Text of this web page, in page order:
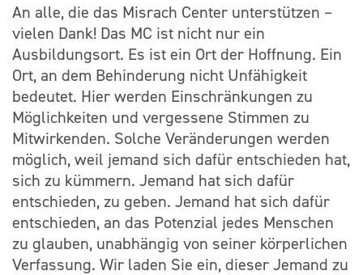
An alle, die das Misrach Center unterstützen –
vielen Dank! Das MC ist nicht nur ein
Ausbildungsort. Es ist ein Ort der Hoffnung. Ein
Ort, an dem Behinderung nicht Unfähigkeit
bedeutet. Hier werden Einschränkungen zu
Möglichkeiten und vergessene Stimmen zu
Mitwirkenden. Solche Veränderungen werden
möglich, weil jemand sich dafür entschieden hat,
sich zu kümmern. Jemand hat sich dafür
entschieden, zu geben. Jemand hat sich dafür
entschieden, an das Potenzial jedes Menschen
zu glauben, unabhängig von seiner körperlichen
Verfassung. Wir laden Sie ein, dieser Jemand zu